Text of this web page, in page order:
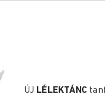
ÚJ LÉLEKTÁNC